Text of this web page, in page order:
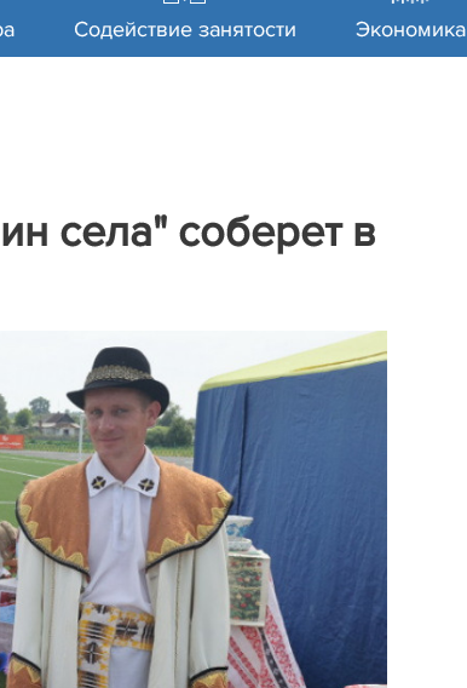
Содействие занятости Экономика
села" соберет в